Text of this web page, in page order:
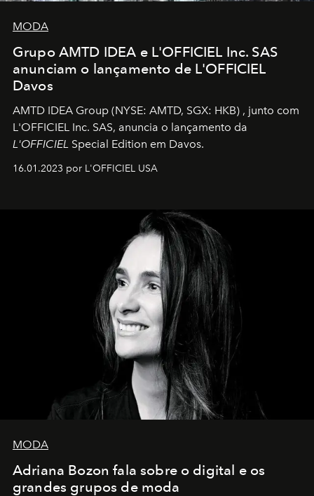
MODA
Grupo AMTD IDEA e L'OFFICIEL Inc. SAS
anunciam o lançamento de L'OFFICIEL
Davos
AMTD IDEA Group (NYSE: AMTD, SGX: HKB) , junto com
L'OFFICIEL Inc. SAS, anuncia o lançamento da
L'OFFICIEL Special Edition em Davos.
16.01.2023 por L'OFFICIEL USA
MODA
Adriana Bozon fala sobre o digital e os
grandes grupos de moda